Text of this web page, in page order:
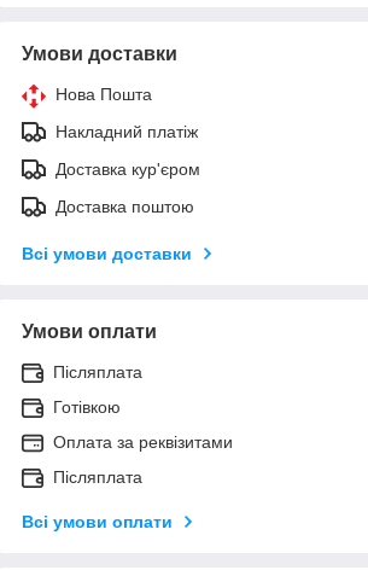
Умови доставки
Нова Пошта
Накладний платіж
Доставка кур'єром
Доставка поштою
Всі умови доставки
Умови оплати
Післяплата
Готівкою
Оплата за реквізитами
Післяплата
Всі умови оплати